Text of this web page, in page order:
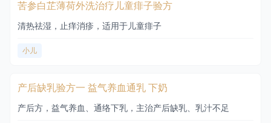
苦参白芷薄荷外洗治疗儿童痱子验方
清热祛湿，止痒消疹，适用于儿童痱子
小儿
产后缺乳验方一 益气养血通乳 下奶
产后方，益气养血、通络下乳，主治产后缺乳、乳汁不足